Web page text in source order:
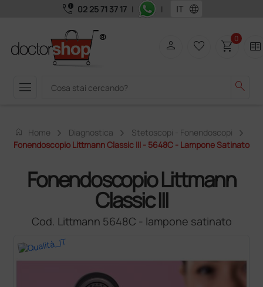
call_quality 02 25 71 37 17 | | language
menu search
person favorite_border shopping_cart0 two_pager
home Home Diagnostica
Stetoscopi - Fonendoscopi
Fonendoscopio Littmann Classic III - 5648C - Lampone Satinato
Fonendoscopio Littmann
Classic III
Cod. Littmann 5648C - lampone satinato